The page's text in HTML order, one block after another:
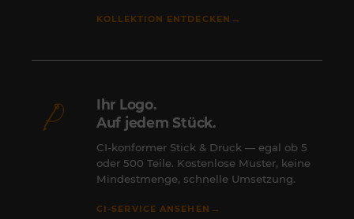
KOLLEKTION ENTDECKEN →
Ihr Logo.
Auf jedem Stück.
CI-konformer Stick & Druck — egal ob 5
oder 500 Teile. Kostenlose Muster, keine
Mindestmenge, schnelle Umsetzung.
CI-SERVICE ANSEHEN →